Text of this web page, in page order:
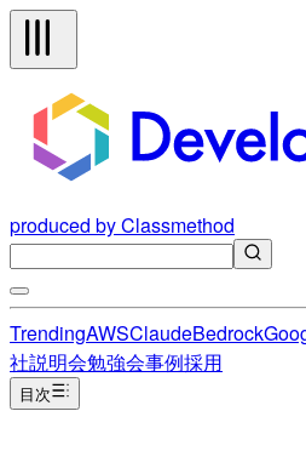
produced by Classmethod
TrendingAWSClaudeBedrock
社説明会勉強会事例採用
目次